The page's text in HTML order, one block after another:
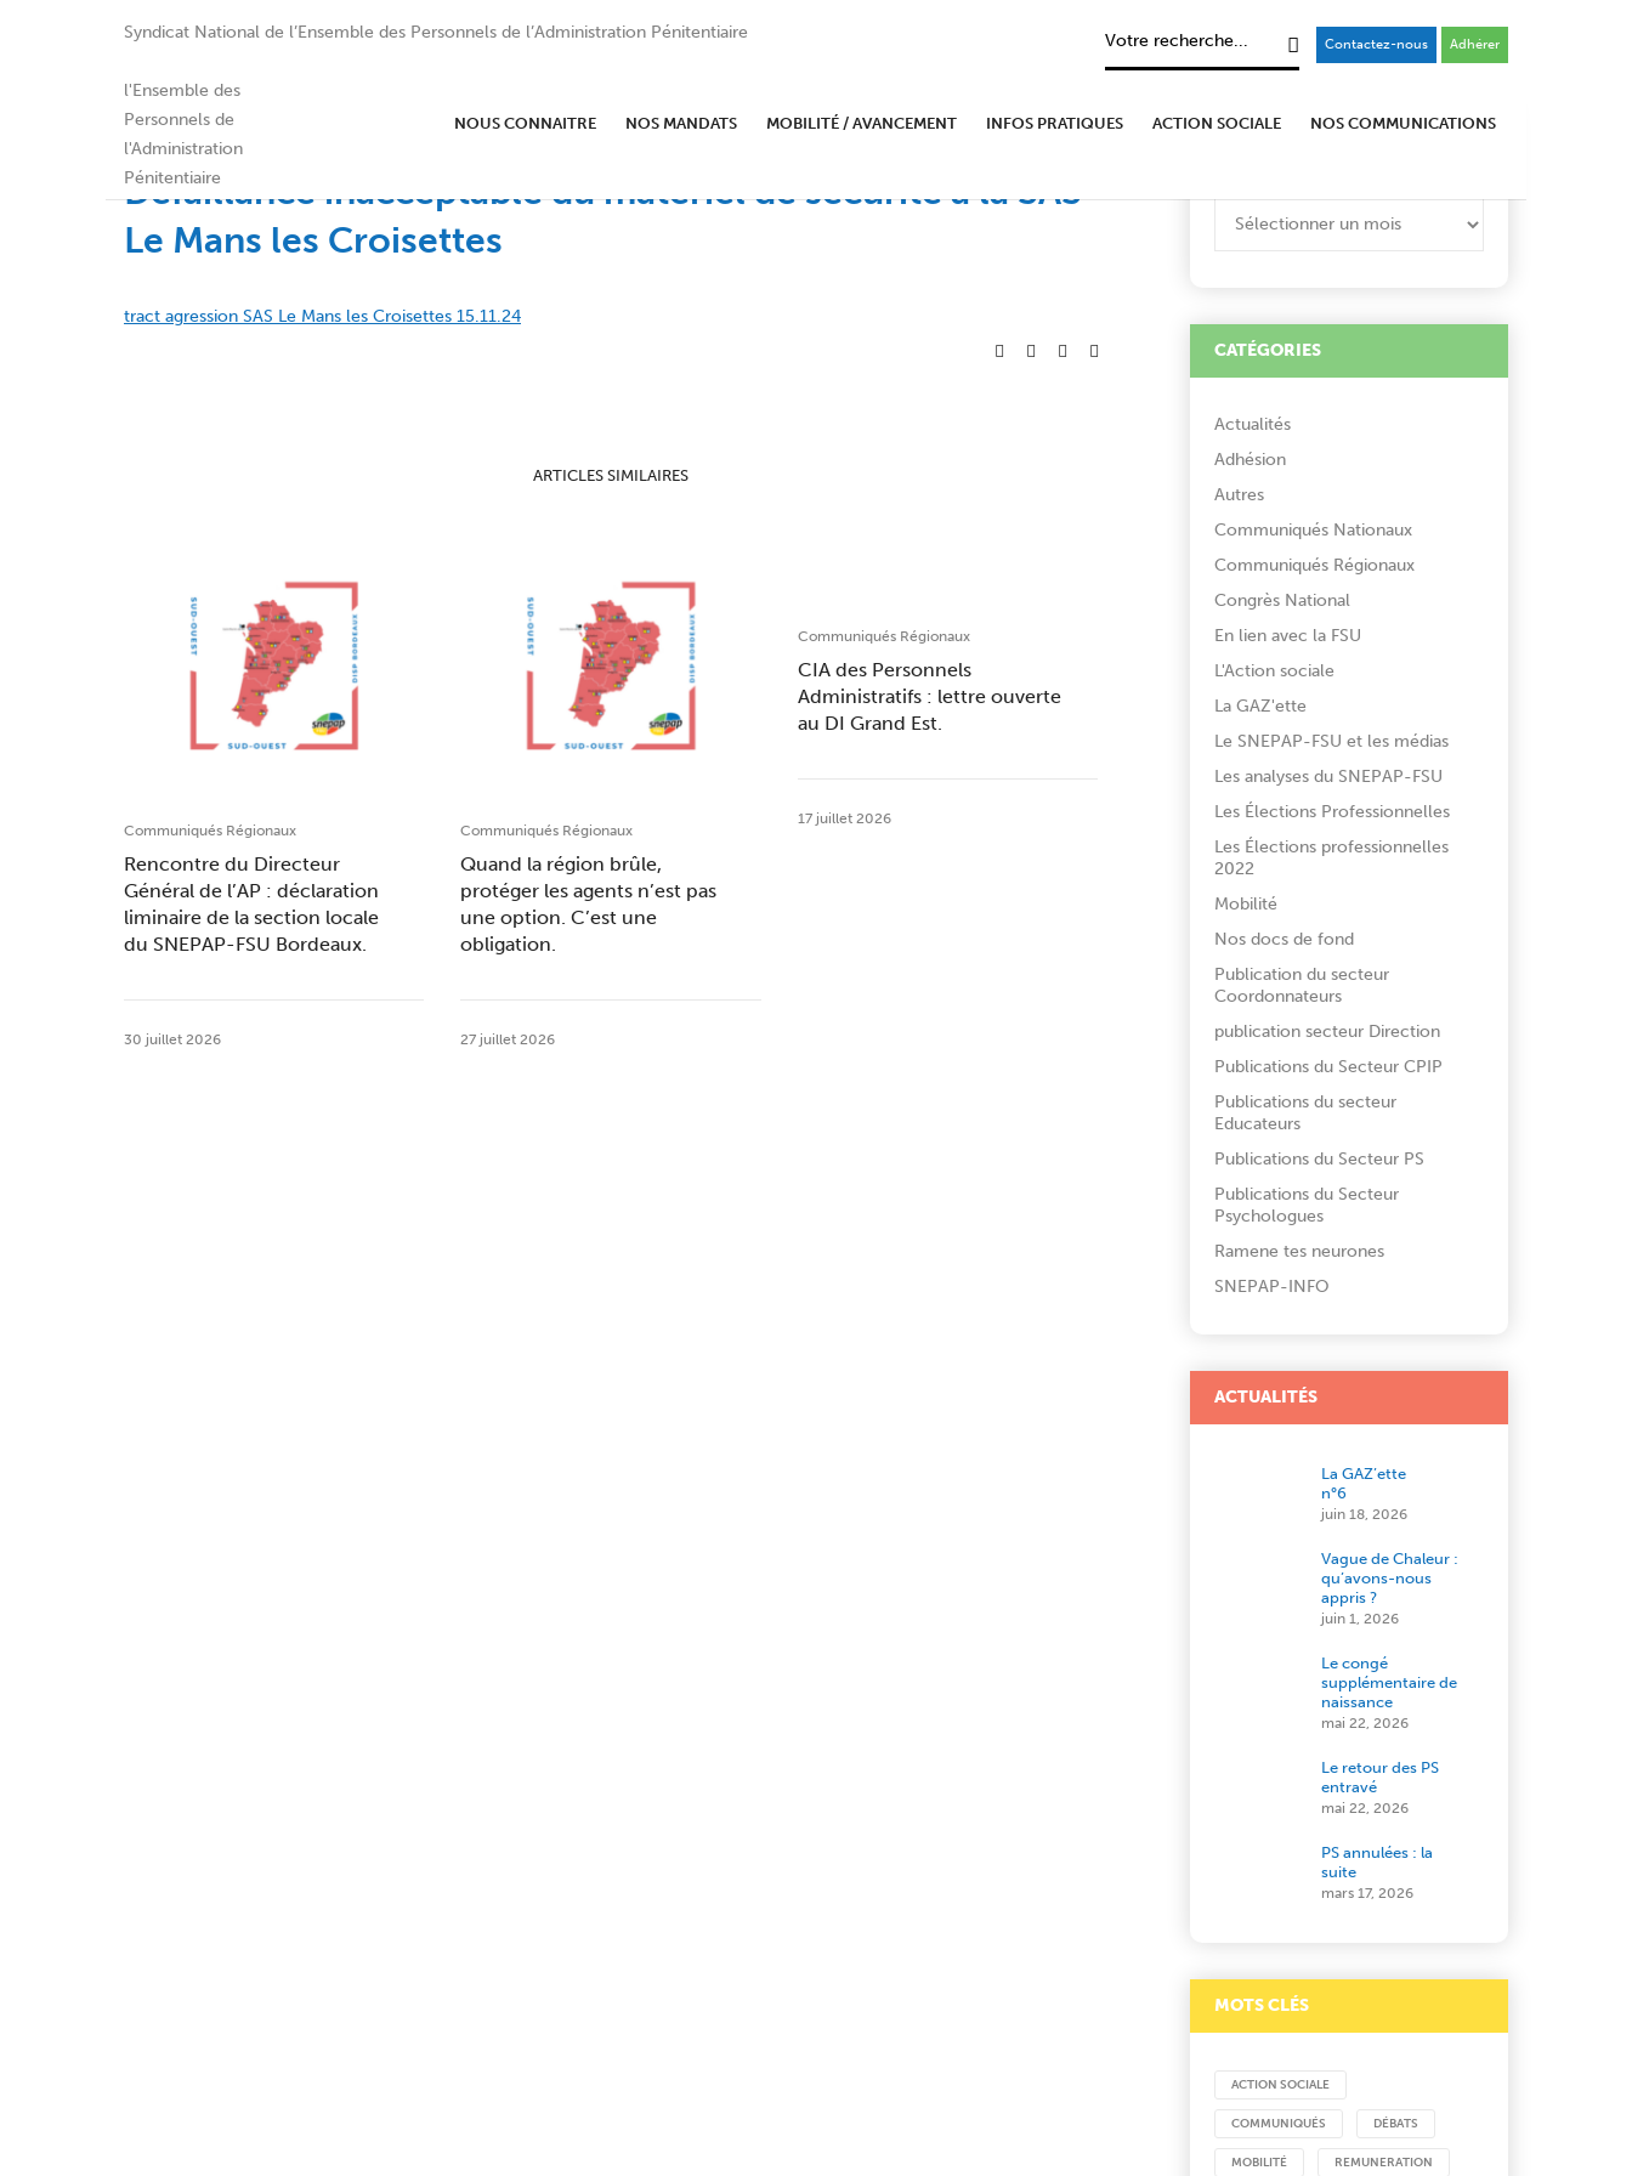
Syndicat National de l’Ensemble des Personnels de l’Administration Pénitentiaire
Contactez-nous Adhérer
NOUS CONNAITRE NOS MANDATS MOBILITÉ / AVANCEMENT INFOS PRATIQUES ACTION SOCIALE NOS COMMUNICATIONS
Défaillance inacceptable du matériel de sécurité à la SAS
Le Mans les Croisettes
tract agression SAS Le Mans les Croisettes 15.11.24
ARTICLES SIMILAIRES
Communiqués Régionaux
Rencontre du Directeur
Général de l’AP : déclaration
liminaire de la section locale
du SNEPAP-FSU Bordeaux.
30 juillet 2026
Communiqués Régionaux
Quand la région brûle,
protéger les agents n’est pas
une option. C’est une
obligation.
27 juillet 2026
Communiqués Régionaux
CIA des Personnels
Administratifs : lettre ouverte
au DI Grand Est.
17 juillet 2026
ARCHIVES
ARCHIVES
CATÉGORIES
Actualités
Adhésion
Autres
Communiqués Nationaux
Communiqués Régionaux
Congrès National
En lien avec la FSU
L'Action sociale
La GAZ'ette
Le SNEPAP-FSU et les médias
Les analyses du SNEPAP-FSU
Les Élections Professionnelles
Les Élections professionnelles
2022
Mobilité
Nos docs de fond
Publication du secteur
Coordonnateurs
publication secteur Direction
Publications du Secteur CPIP
Publications du secteur
Educateurs
Publications du Secteur PS
Publications du Secteur
Psychologues
Ramene tes neurones
SNEPAP-INFO
ACTUALITÉS
La GAZ’ette
n°6
juin 18, 2026
Vague de Chaleur :
qu’avons-nous
appris ?
juin 1, 2026
Le congé
supplémentaire de
naissance
mai 22, 2026
Le retour des PS
entravé
mai 22, 2026
PS annulées : la
suite
mars 17, 2026
MOTS CLÉS
ACTION SOCIALE
COMMUNIQUÉS DÉBATS
MOBILITÉ REMUNERATION